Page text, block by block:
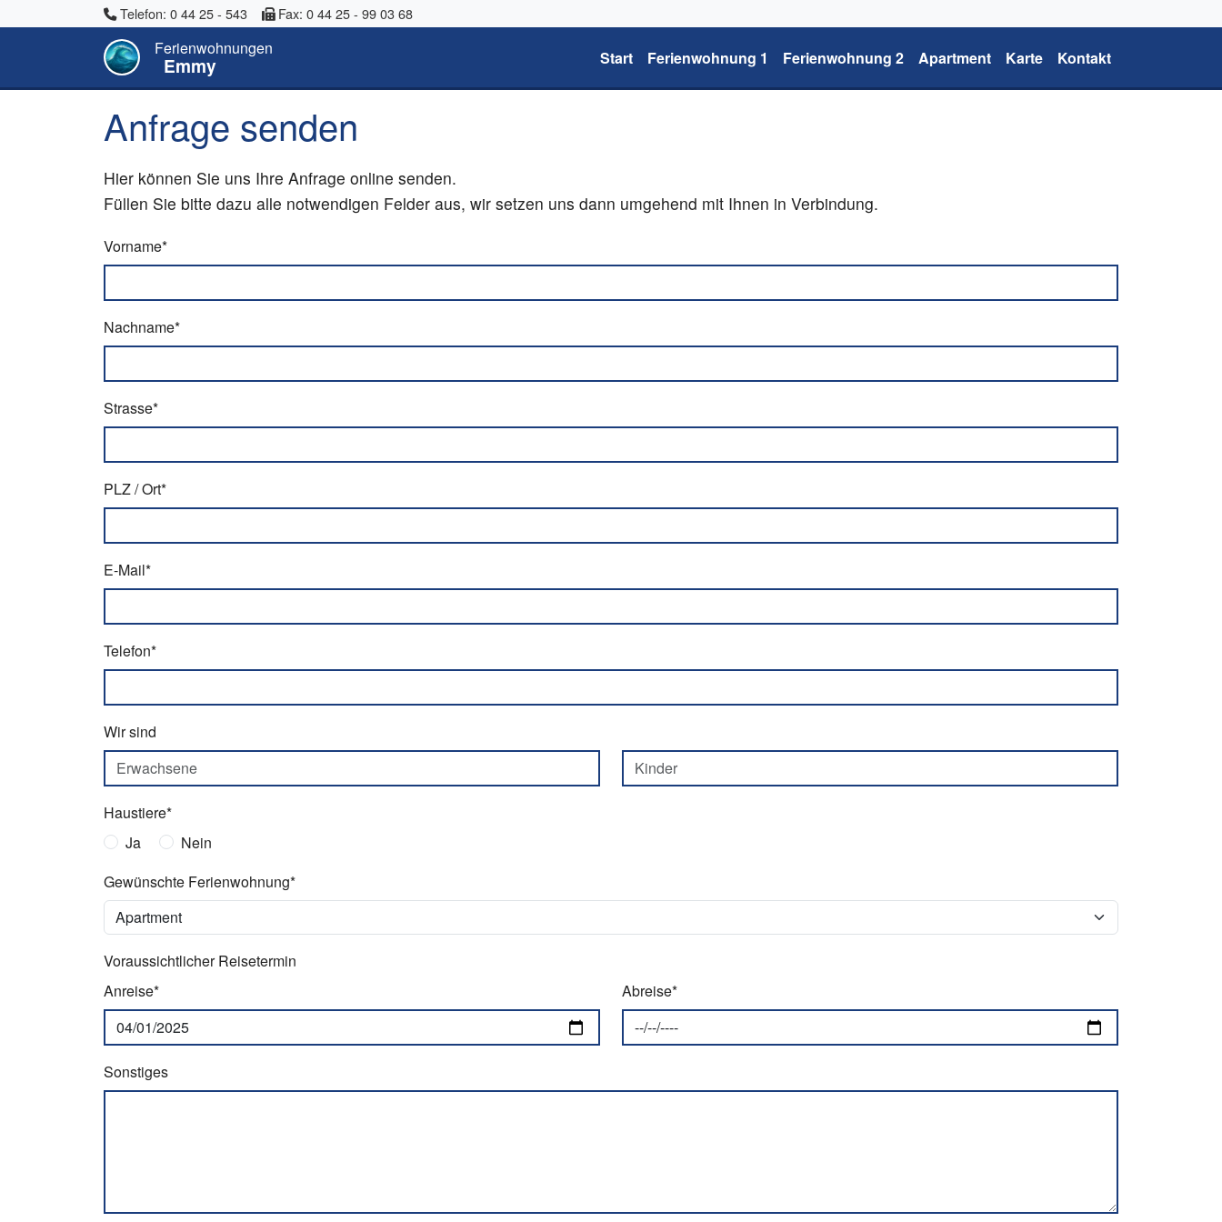
Telefon: 0 44 25 - 543 Fax: 0 44 25 - 99 03 68
Ferienwohnungen
Emmy Start Ferienwohnung 1 Ferienwohnung 2 Apartment Karte Kontakt
Anfrage senden
Hier können Sie uns Ihre Anfrage online senden.
Füllen Sie bitte dazu alle notwendigen Felder aus, wir setzen uns dann umgehend mit Ihnen in Verbindung.
Vorname*
Nachname*
Strasse*
PLZ / Ort*
E-Mail*
Telefon*
Wir sind
Haustiere*
Ja
Nein
Gewünschte Ferienwohnung*
Voraussichtlicher Reisetermin
Anreise*
Abreise*
Sonstiges